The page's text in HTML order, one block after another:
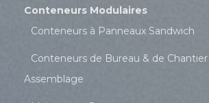
Conteneurs Modulaires
Conteneurs à Panneaux Sandwich
Conteneurs de Bureau & de Chantier
Assemblage